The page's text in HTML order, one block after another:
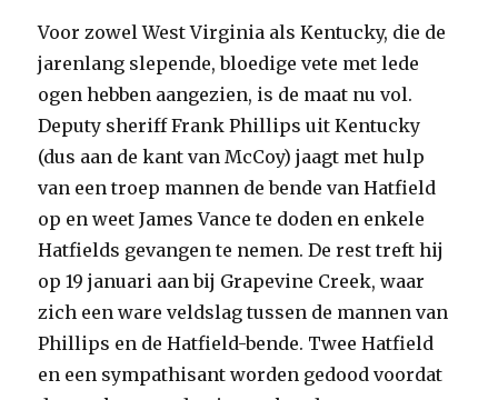
Voor zowel West Virginia als Kentucky, die de
jarenlang slepende, bloedige vete met lede
ogen hebben aangezien, is de maat nu vol.
Deputy sheriff Frank Phillips uit Kentucky
(dus aan de kant van McCoy) jaagt met hulp
van een troep mannen de bende van Hatfield
op en weet James Vance te doden en enkele
Hatfields gevangen te nemen. De rest treft hij
op 19 januari aan bij Grapevine Creek, waar
zich een ware veldslag tussen de mannen van
Phillips en de Hatfield-bende. Twee Hatfield
en een sympathisant worden gedood voordat